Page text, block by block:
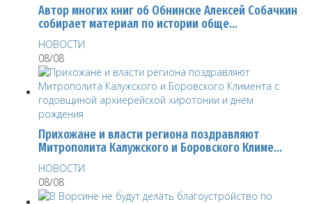
Автор многих книг об Обнинске Алексей Собачкин
собирает материал по истории обще…
НОВОСТИ
08/08
Прихожане и власти региона поздравляют
Митрополита Калужского и Боровского Климе…
НОВОСТИ
08/08